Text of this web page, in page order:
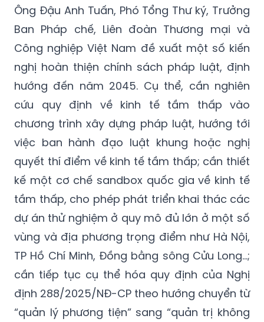
Ông Đậu Anh Tuấn, Phó Tổng Thư ký, Trưởng
Ban Pháp chế, Liên đoàn Thương mại và
Công nghiệp Việt Nam đề xuất một số kiến
nghị hoàn thiện chính sách pháp luật, định
hướng đến năm 2045. Cụ thể, cần nghiên
cứu quy định về kinh tế tầm thấp vào
chương trình xây dựng pháp luật, hướng tới
việc ban hành đạo luật khung hoặc nghị
quyết thí điểm về kinh tế tầm thấp; cần thiết
kế một cơ chế sandbox quốc gia về kinh tế
tầm thấp, cho phép phát triển khai thác các
dự án thử nghiệm ở quy mô đủ lớn ở một số
vùng và địa phương trọng điểm như Hà Nội,
TP Hồ Chí Minh, Đồng bằng sông Cửu Long…;
cần tiếp tục cụ thể hóa quy định của Nghị
định 288/2025/NĐ-CP theo hướng chuyển từ
“quản lý phương tiện” sang “quản trị không